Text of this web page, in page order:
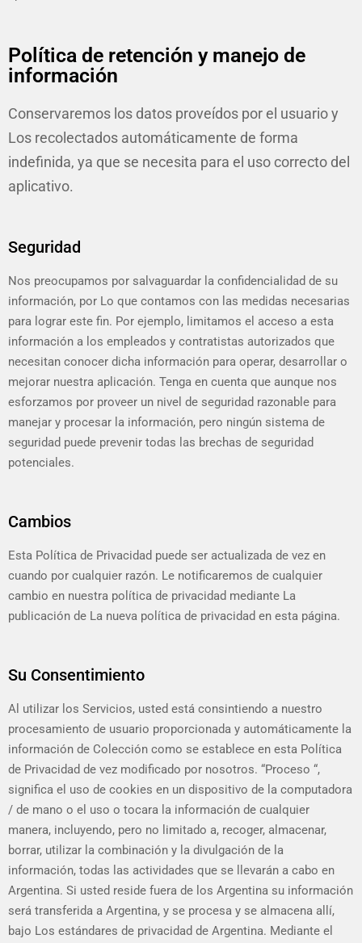
Política de retención y manejo de
información
Conservaremos los datos proveídos por el usuario y
Los recolectados automáticamente de forma
indefinida, ya que se necesita para el uso correcto del
aplicativo.
Seguridad
Nos preocupamos por salvaguardar la confidencialidad de su
información, por Lo que contamos con las medidas necesarias
para lograr este fin. Por ejemplo, limitamos el acceso a esta
información a los empleados y contratistas autorizados que
necesitan conocer dicha información para operar, desarrollar o
mejorar nuestra aplicación. Tenga en cuenta que aunque nos
esforzamos por proveer un nivel de seguridad razonable para
manejar y procesar la información, pero ningún sistema de
seguridad puede prevenir todas las brechas de seguridad
potenciales.
Cambios
Esta Política de Privacidad puede ser actualizada de vez en
cuando por cualquier razón. Le notificaremos de cualquier
cambio en nuestra política de privacidad mediante La
publicación de La nueva política de privacidad en esta página.
Su Consentimiento
Al utilizar los Servicios, usted está consintiendo a nuestro
procesamiento de usuario proporcionada y automáticamente la
información de Colección como se establece en esta Política
de Privacidad de vez modificado por nosotros. “Proceso “,
significa el uso de cookies en un dispositivo de la computadora
/ de mano o el uso o tocara la información de cualquier
manera, incluyendo, pero no limitado a, recoger, almacenar,
borrar, utilizar la combinación y la divulgación de la
información, todas las actividades que se llevarán a cabo en
Argentina. Si usted reside fuera de los Argentina su información
será transferida a Argentina, y se procesa y se almacena allí,
bajo Los estándares de privacidad de Argentina. Mediante el